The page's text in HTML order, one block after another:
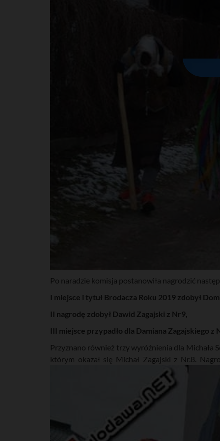
Po naradzie komisja postanowiła nagrodzić
I miejsce i tytuł Brodacza Roku 2019 zdobył
II nagrodę zdobył Dawid Zagajski z Nr9,
III miejsce przypadło dla Damiana Zagajskiego z
Przyznano również trzy wyróżnienia dla Michała
którym okazał się Michał Zagajski z Nr.8.